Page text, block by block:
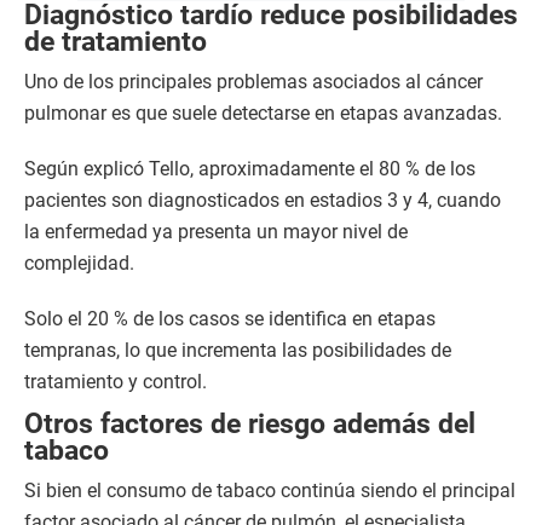
Diagnóstico tardío reduce posibilidades
de tratamiento
Uno de los principales problemas asociados al cáncer
pulmonar es que suele detectarse en etapas avanzadas.
Según explicó Tello, aproximadamente el 80 % de los
pacientes son diagnosticados en estadios 3 y 4, cuando
la enfermedad ya presenta un mayor nivel de
complejidad.
Solo el 20 % de los casos se identifica en etapas
tempranas, lo que incrementa las posibilidades de
tratamiento y control.
Otros factores de riesgo además del
tabaco
Si bien el consumo de tabaco continúa siendo el principal